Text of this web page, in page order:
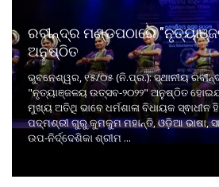
ରବୀନ୍ଦ୍ର ମଣ୍ଡପଠାରେ
ଅନୁଷ୍ଠିତ
ଭୁବନେଶ୍ୱର, ୧୫/୦୫ (ନି.ପ୍ର.): ସ୍ଥାନୀୟ
"ନୃତ୍ୟାଞ୍ଜଳୟ ଉତ୍ସବ-୨୦୨୨" ଅନୁଷ୍ଠିତ
ମୁଖ୍ୟ ଅତିଥି ଭାବେ ଧର୍ମଶାଳା ବିଧାୟକ ସ୍ଵାଧୀନ
ପଦ୍ମଶ୍ରୀ ଗୁରୁ କୁମକୁମ ମହାନ୍ତି, ଓଡ଼ିଆ ଭାଷା,
ଉପ-ନିର୍ଦ୍ଦେଶିକା ଶ୍ରୀମ ...